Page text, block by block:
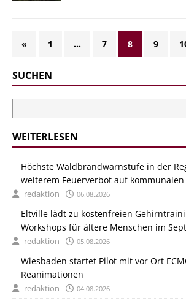
« 1 … 7 8 9
SUCHEN
WEITERLESEN
Höchste Waldbrandwarnstufe in der
weiterem Feuerverbot auf
redaktion 06.08.2026
Eltville lädt zu kostenfreien
Workshops für ältere Menschen im
redaktion 05.08.2026
Wiesbaden startet Pilot mit vor Ort
Reanimationen
redaktion 04.08.2026